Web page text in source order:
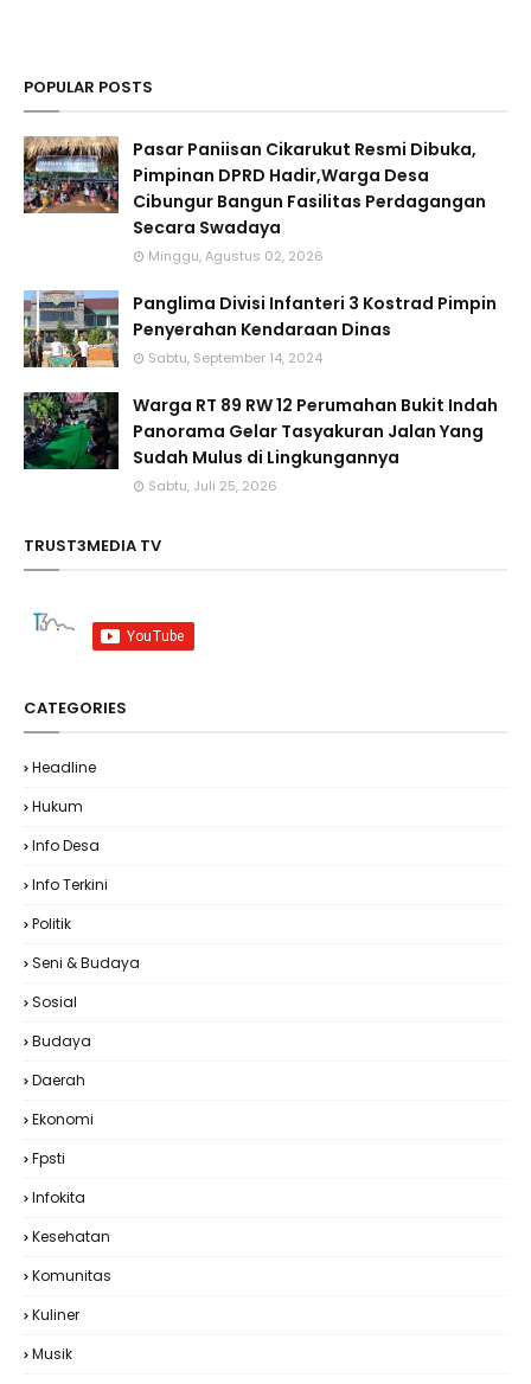
POPULAR POSTS
Pasar Paniisan Cikarukut Resmi Dibuka,
Pimpinan DPRD Hadir,Warga Desa
Cibungur Bangun Fasilitas Perdagangan
Secara Swadaya
Minggu, Agustus 02, 2026
Panglima Divisi Infanteri 3 Kostrad Pimpin
Penyerahan Kendaraan Dinas
Sabtu, September 14, 2024
Warga RT 89 RW 12 Perumahan Bukit Indah
Panorama Gelar Tasyakuran Jalan Yang
Sudah Mulus di Lingkungannya
Sabtu, Juli 25, 2026
TRUST3MEDIA TV
CATEGORIES
Headline
Hukum
Info Desa
Info Terkini
Politik
Seni & Budaya
Sosial
Budaya
Daerah
Ekonomi
Fpsti
Infokita
Kesehatan
Komunitas
Kuliner
Musik